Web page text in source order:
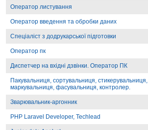
Оператор листування
Оператор введення та обробки даних
Спеціаліст з додрукарської підготовки
Оператор пк
Диспетчер на вхідні дзвінки. Оператор ПК
Пакувальниця, сортувальниця, стикерувальниця,
маркувальниця, фасувальниця, контролер.
Зварювальник-аргонник
PHP Laravel Developer, Techlead